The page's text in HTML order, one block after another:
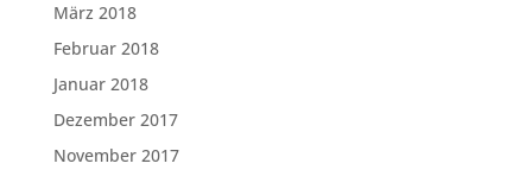
März 2018
Februar 2018
Januar 2018
Dezember 2017
November 2017